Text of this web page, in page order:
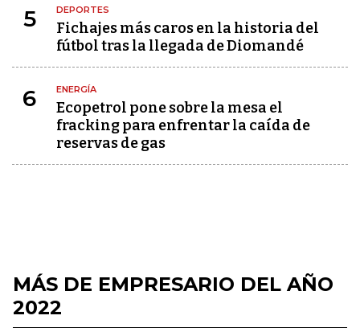
5 DEPORTES
Fichajes más caros en la historia del
fútbol tras la llegada de Diomandé
6 ENERGÍA
Ecopetrol pone sobre la mesa el
fracking para enfrentar la caída de
reservas de gas
MÁS DE EMPRESARIO DEL AÑO
2022